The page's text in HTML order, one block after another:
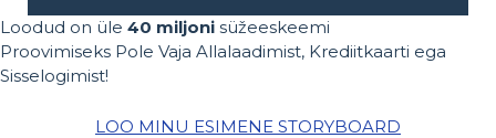
Loodud on üle 40 miljoni süžeeskeemi
Proovimiseks Pole Vaja Allalaadimist, Krediitkaarti ega
Sisselogimist!
LOO MINU ESIMENE STORYBOARD